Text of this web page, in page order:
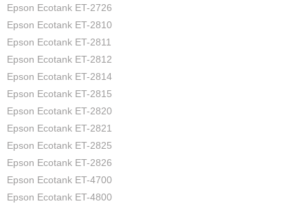
2 Jaar
Recyclebaar
❌
Epson Ecotank ET-2726
Epson Ecotank ET-2810
Epson Ecotank ET-2811
Epson Ecotank ET-2812
Epson Ecotank ET-2814
Epson Ecotank ET-2815
Epson Ecotank ET-2820
Epson Ecotank ET-2821
Epson Ecotank ET-2825
Epson Ecotank ET-2826
Epson Ecotank ET-4700
Epson Ecotank ET-4800